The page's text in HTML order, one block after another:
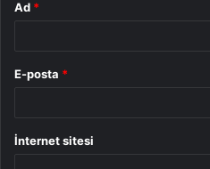
Ad *
E-posta *
İnternet sitesi